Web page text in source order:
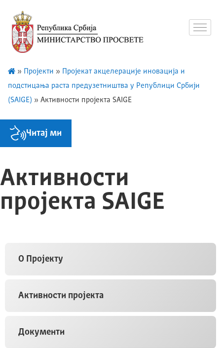
» Пројекти » Пројекат акцелерације иновација и
подстицања раста предузетништва у Републици Србији
(SAIGE) » Активности пројекта SAIGE
Читај ми
Активности
пројекта SAIGE
O Пројекту
Активности пројекта
Документи